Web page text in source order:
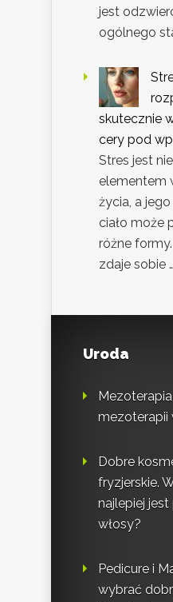
jest
ogólnego
skutecznie
cery pod
Stres jest
elementem
życia, a
ciało może
różne
zdaje sobie …
Uroda
mezoterapii
Dobre
fryzjerskie.
najlepiej
włosy?
Pedicure i
wybrać